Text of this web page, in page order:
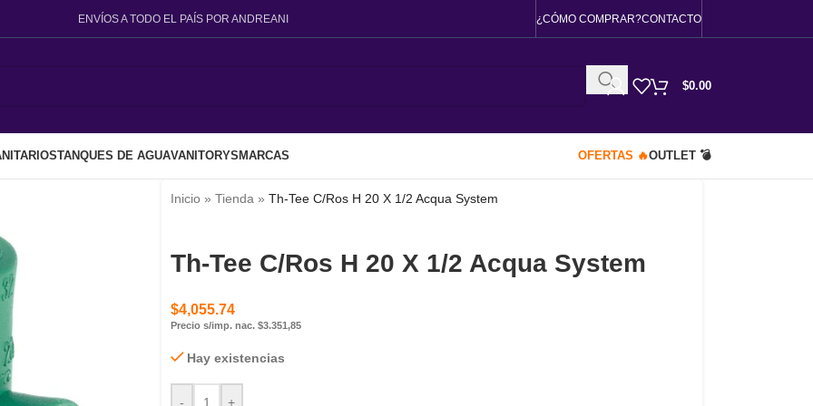
ENVÍOS A TODO EL PAÍS POR ANDREANI ¿CÓMO COMPRAR?CONTACTO
$0.00
TANQUES DE AGUAVANITORYS MARCAS OFERTAS 🔥OUTLET 💣
Inicio » Tienda » Th-Tee C/Ros H 20 X 1/2 Acqua System
Th-Tee C/Ros H 20 X 1/2 Acqua System
$4,055.74
Precio s/imp. nac. $3.351,85
Hay existencias
- +